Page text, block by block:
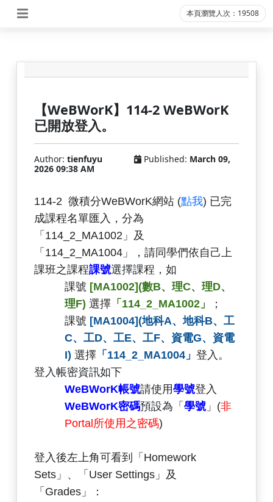
本頁瀏覽人次：19508
【WeBWorK】114-2 WeBWorK
已開放登入。
Author: tienfuyu Published: March 09,
2026 09:38 AM
114-2 微積分WeBWorK網站 (點我) 已完
成課程名單匯入，分為
「114_2_ MA1002」及
「114_2_MA1004」， 請同學們依自己上
課班之課程課號選擇課程， 如
課號 [MA1002](數B、理C、理D、
理F) 選擇 「114_2_MA1002」
；
課號 [MA1004](地科A、地科B、工
C、工D、工E、工F、資電G、資電
I) 選擇 「114_2_MA1004」 登入。
登入帳密資訊如下
WeBWorK帳號請使用學號登入
WeBWorK密碼預設為 「 學號 」(非
Portal所使用之密碼)
登入後左上角可看到「Homework
Sets」、「User Settings」及
「Grades」：